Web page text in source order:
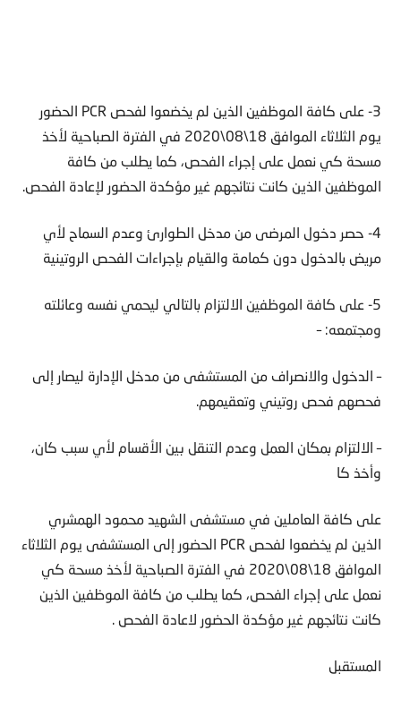
3- على كافة الموظفين الذين لم يخضعوا لفحص PCR الحضور
يوم الثلاثاء الموافق 18\08\2020 في الفترة الصباحية لأخذ
مسحة كي نعمل على إجراء الفحص، كما يطلب من كافة
الموظفين الذين كانت نتائجهم غير مؤكدة الحضور لإعادة الفحص.
4- حصر دخول المرضى من مدخل الطوارئ وعدم السماح لأي
مريض بالدخول دون كمامة والقيام بإجراءات الفحص الروتينية
5- على كافة الموظفين الالتزام بالتالي ليحمي نفسه وعائلته
ومجتمعه: –
– الدخول والانصراف من المستشفى من مدخل الإدارة ليصار إلى
فحصهم فحص روتيني وتعقيمهم.
– الالتزام بمكان العمل وعدم التنقل بين الأقسام لأي سبب كان،
وأخذ كا
على كافة العاملين في مستشفى الشهيد محمود الهمشري
الذين لم يخضعوا لفحص PCR الحضور إلى المستشفى يوم الثلاثاء
الموافق 18\08\2020 في الفترة الصباحية لأخذ مسحة كي
نعمل على إجراء الفحص، كما يطلب من كافة الموظفين الذين
كانت نتائجهم غير مؤكدة الحضور لاعادة الفحص .
المستقبل